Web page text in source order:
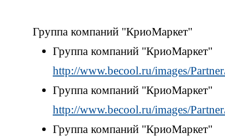
Группа компаний "КриоМаркет"
Группа компаний "КриоМаркет"
http://www.becool.ru/images/
Группа компаний "КриоМаркет"
http://www.becool.ru/images/
Группа компаний "КриоМаркет"